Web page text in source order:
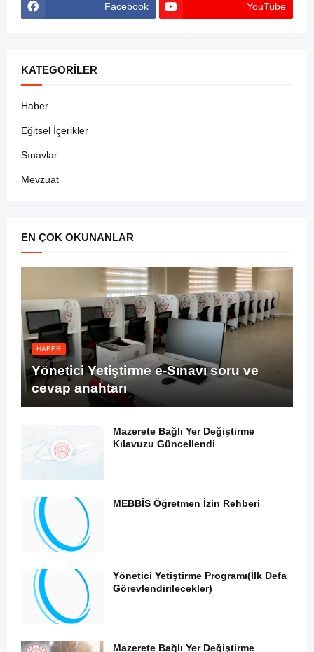
Facebook YouTube
KATEGORILER
Haber
Eğitsel İçerikler
Sınavlar
Mevzuat
EN ÇOK OKUNANLAR
HABER
Yönetici Yetiştirme e-Sınavı soru ve
cevap anahtarı
Mazerete Bağlı Yer Değiştirme
Kılavuzu Güncellendi
MEBBİS Öğretmen İzin Rehberi
Yönetici Yetiştirme Programı(İlk Defa
Görevlendirilecekler)
Mazerete Bağlı Yer Değiştirme